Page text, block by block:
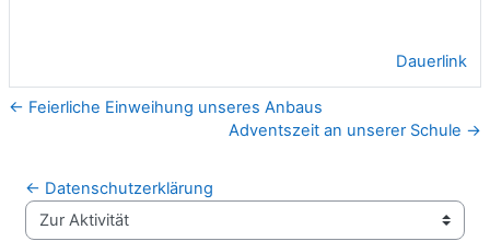
Dauerlink
← Feierliche Einweihung unseres Anbaus
Adventszeit an unserer Schule →
← Datenschutzerklärung
Zur Aktivität